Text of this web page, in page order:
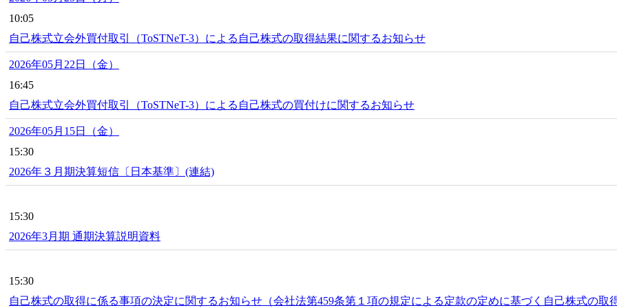
10:05
自己株式立会外買付取引（ToSTNeT-3）による自己株式の取得結果に関するお知らせ
2026年05月22日（金）
16:45
自己株式立会外買付取引（ToSTNeT-3）による自己株式の買付けに関するお知らせ
2026年05月15日（金）
15:30
2026年３月期決算短信〔日本基準〕(連結)
15:30
2026年3月期 通期決算説明資料
15:30
自己株式の取得に係る事項の決定に関するお知らせ（会社法第459条第１項の規定による定款の定めに基づく自己株式の取